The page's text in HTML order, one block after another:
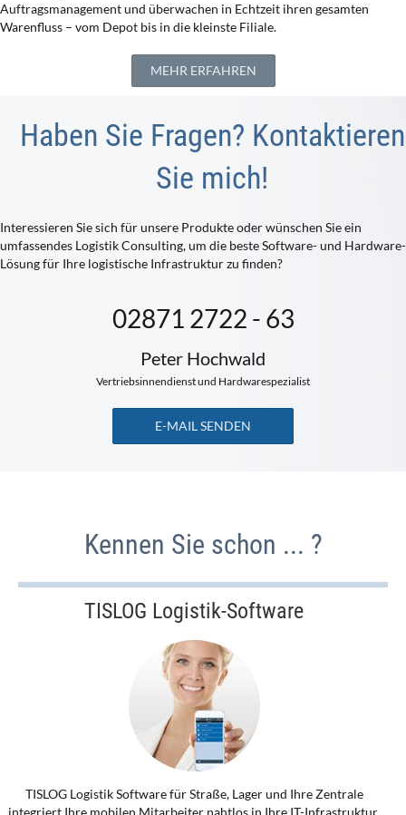
Auftragsmanagement und überwachen in Echtzeit ihren gesamten
Warenfluss – vom Depot bis in die kleinste Filiale.
MEHR ERFAHREN
Haben Sie Fragen? Kontaktieren
Sie mich!
Interessieren Sie sich für unsere Produkte oder wünschen Sie ein
umfassendes Logistik Consulting, um die beste Software- und Hardware-
Lösung für Ihre logistische Infrastruktur zu finden?
02871 2722 - 63
Peter Hochwald
Vertriebsinnendienst und Hardwarespezialist
E-MAIL SENDEN
Kennen Sie schon ... ?
TISLOG Logistik-Software
TISLOG Logistik Software für Straße, Lager und Ihre Zentrale